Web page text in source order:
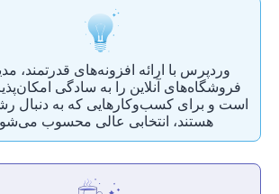
وردپرس با ارائه افزونه‌های قدرتمند،
فروشگاه‌های آنلاین را به ‌سادگی
است و برای کسب‌وکارهایی که به دنبال
هستند، انتخابی عالی محسوب